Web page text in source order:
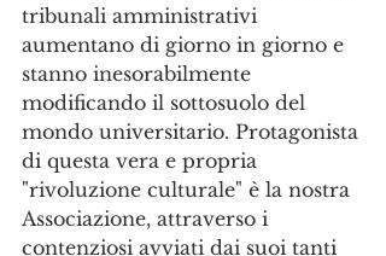
tribunali amministrativi
aumentano di giorno in giorno e
stanno inesorabilmente
modificando il sottosuolo del
mondo universitario. Protagonista
di questa vera e propria
"rivoluzione culturale" è la nostra
Associazione, attraverso i
contenziosi avviati dai suoi tanti